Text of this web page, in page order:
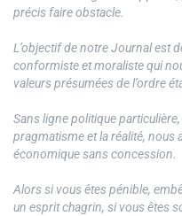
précis faire obstacle.
L’objectif de notre Journal est
conformiste et moraliste qui
valeurs présumées de l’ordre
Sans ligne politique
pragmatisme et la réalité, nous
économique sans concession.
Alors si vous êtes pénible,
un esprit chagrin, si vous êtes